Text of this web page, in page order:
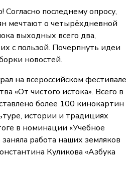
последнему опросу,
мечтают о четырёхдневной
выходных всего два,
с пользой. Почерпнуть идеи
новостей.
на всероссийском фестивале
«От чистого истока». Всего в
более 100 кинокартин
истории и традициях
в номинации «Учебное
работа наших земляков
Куликова «Азбука